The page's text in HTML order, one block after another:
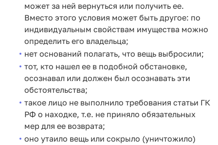
может за ней вернуться или получить ее.
Вместо этого условия может быть другое: по
индивидуальным свойствам имущества можно
определить его владельца;
нет оснований полагать, что вещь выбросили;
тот, кто нашел ее в подобной обстановке,
осознавал или должен был осознавать эти
обстоятельства;
такое лицо не выполнило требования статьи ГК
РФ о находке, т.е. не приняло обязательных
мер для ее возврата;
оно утаило вещь или сокрыло (уничтожило)